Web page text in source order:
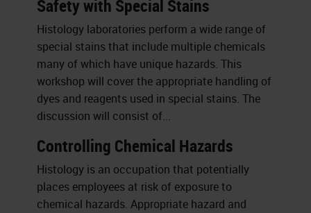
Safety with Special Stains
Histology laboratories perform a wide range of
special stains that include multiple chemicals
many of which have unique hazards. This
workshop will cover the appropriate handling of
dyes and reagents used in special stains. The
discussion will consist of...
Controlling Chemical Hazards
Histology is an occupation that potentially
places employees at risk of exposure to
chemical hazards. Appropriate hazard and